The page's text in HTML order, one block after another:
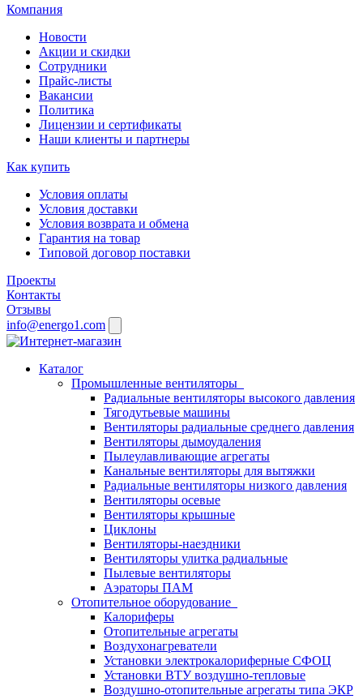
Компания
Новости
Акции и скидки
Сотрудники
Прайс-листы
Вакансии
Политика
Лицензии и сертификаты
Наши клиенты и партнеры
Как купить
Условия оплаты
Условия доставки
Условия возврата и обмена
Гарантия на товар
Типовой договор поставки
Проекты
Контакты
Отзывы
info@energo1.com
Каталог
Промышленные вентиляторы
Радиальные вентиляторы высокого давления
Тягодутьевые машины
Вентиляторы радиальные среднего давления
Вентиляторы дымоудаления
Пылеулавливающие агрегаты
Канальные вентиляторы для вытяжки
Радиальные вентиляторы низкого давления
Вентиляторы осевые
Вентиляторы крышные
Циклоны
Вентиляторы-наездники
Вентиляторы улитка радиальные
Пылевые вентиляторы
Аэраторы ПАМ
Отопительное оборудование
Калориферы
Отопительные агрегаты
Воздухонагреватели
Установки электрокалориферные СФОЦ
Установки ВТУ воздушно-тепловые
Воздушно-отопительные агрегаты типа ЭКР